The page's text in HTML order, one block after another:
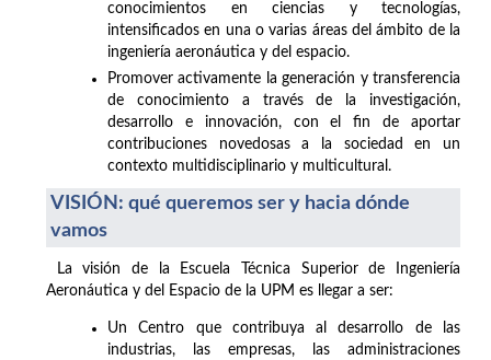
conocimientos en ciencias y tecnologías,
intensificados en una o varias áreas del ámbito de la
ingeniería aeronáutica y del espacio.
Promover activamente la generación y transferencia
de conocimiento a través de la investigación,
desarrollo e innovación, con el fin de aportar
contribuciones novedosas a la sociedad en un
contexto multidisciplinario y multicultural.
VISIÓN: qué queremos ser y hacia dónde
vamos
La visión de la Escuela Técnica Superior de Ingeniería
Aeronáutica y del Espacio de la UPM es llegar a ser:
Un Centro que contribuya al desarrollo de las
industrias, las empresas, las administraciones